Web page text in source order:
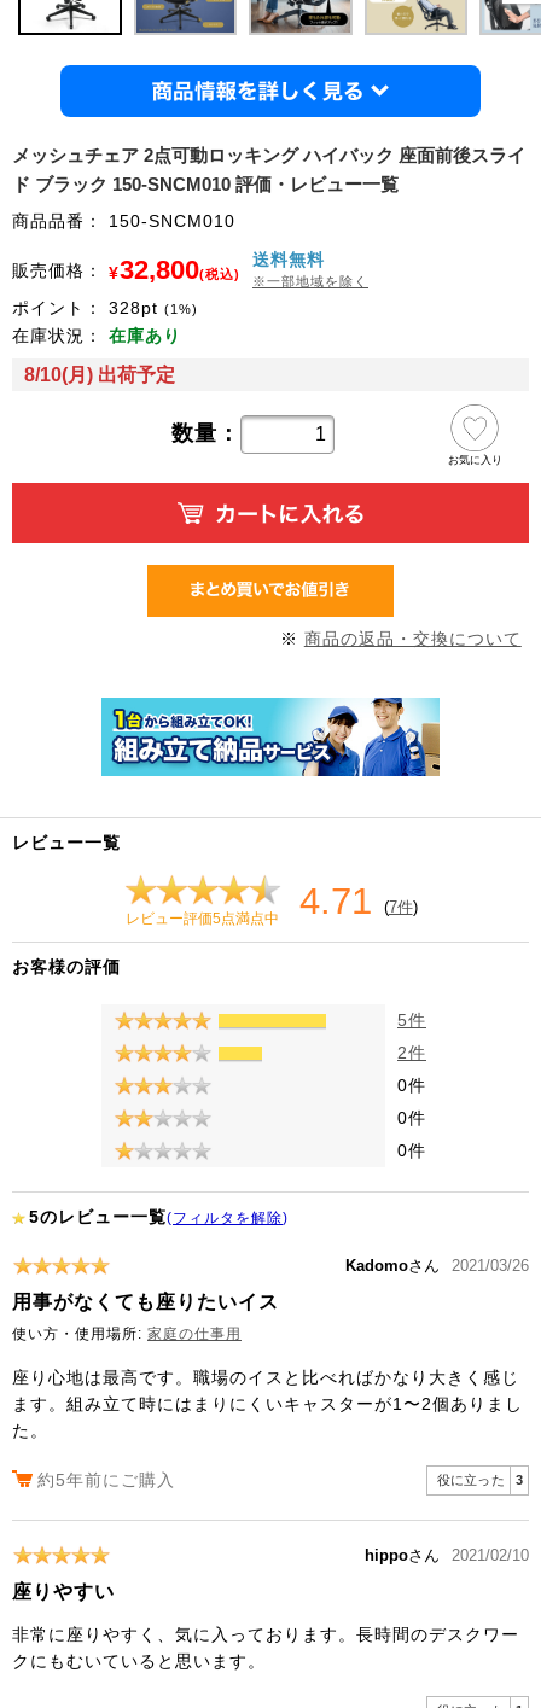
メッシュチェア 2点可動ロッキング ハイバック 座面前後スライ
ド ブラック 150-SNCM010 評価・レビュー一覧
商品品番： 150-SNCM010
販売価格： ¥32,800(税込)
送料無料
※一部地域を除く
ポイント： 328pt (1%)
在庫状況： 在庫あり
8/10(月) 出荷予定
数量：
お気に入り
※ 商品の返品・交換について
レビュー一覧
レビュー評価5点満点中 4.71 (7件)
お客様の評価
5件
2件
0件
0件
0件
5のレビュー一覧(フィルタを解除)
Kadomoさん 2021/03/26
用事がなくても座りたいイス
使い方・使用場所: 家庭の仕事用
座り心地は最高です。職場のイスと比べればかなり大きく感じ
ます。組み立て時にはまりにくいキャスターが1〜2個ありまし
た。
約5年前にご購入 役に立った 3
hippoさん 2021/02/10
座りやすい
非常に座りやすく、気に入っております。長時間のデスクワー
クにもむいていると思います。